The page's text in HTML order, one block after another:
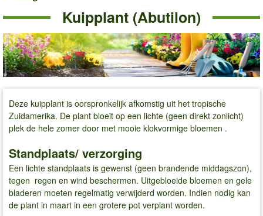
Kuipplant (Abutilon)
Deze kuipplant is oorspronkelijk afkomstig uit het tropische
Zuidamerika. De plant bloeit op een lichte (geen direkt zonlicht)
plek de hele zomer door met mooie klokvormige bloemen .
Standplaats/ verzorging
Een lichte standplaats is gewenst (geen brandende middagszon),
tegen regen en wind beschermen. Uitgebloeide bloemen en gele
bladeren moeten regelmatig verwijderd worden. Indien nodig kan
de plant in maart in een grotere pot verplant worden.